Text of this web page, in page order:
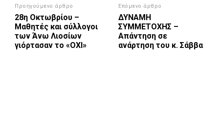
Προηγούμενο άρθρο
28η Οκτωβρίου –
Μαθητές και σύλλογοι
των Άνω Λιοσίων
γιόρτασαν το «ΟΧΙ»
Επόμενο άρθρο
ΔΥΝΑΜΗ
ΣΥΜΜΕΤΟΧΗΣ –
Απάντηση σε
ανάρτηση του κ. Σάββα